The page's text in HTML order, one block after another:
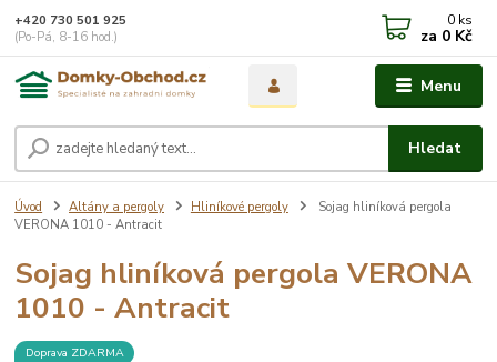
Menu
Hledat
+420 730 501 925
(Po-Pá, 8-16 hod.)
0 ks
za 0 Kč
Úvod Altány a pergoly Hliníkové pergoly
Sojag hliníková pergola
VERONA 1010 - Antracit
Sojag hliníková pergola VERONA
1010 - Antracit
Doprava ZDARMA